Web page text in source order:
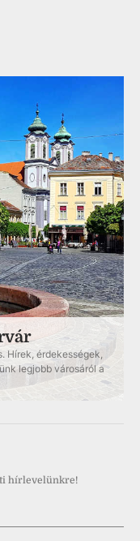
Hírek, érdekességek,
legjobb városáról a
hírlevelünkre!